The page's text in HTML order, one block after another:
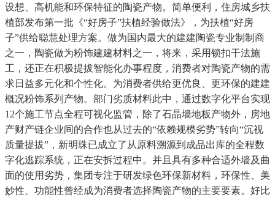
设想、高机能和环保特征的陶瓷产物。简单便利，住房城乡扶
植部发布第一批《“好房子”扶植经验做法》，为扶植“好房
子”供给聪慧处理方案。做为国内最大的建建陶瓷专业制制商
之一，陶瓷做为粉饰建建材料之一，将来，采用锁扣干法施
工，还正在积极提拔智能化办事程度，消费者对陶瓷产物的需
求日益多元化和个性化。为消费者供给更优良、更环保的建建
概况粉饰系列产物。部门劣质材料此中，通过数字化平台实现
12个施工节点全程可视化监管，除了石晶墙地板产物外，房地
产财产链企业间的合作也从过去的“依赖规模劣势”转向“沉视
质量提拔”，新明珠已成立了从原料溯源到成品出库的全程数
字化逃踪系统，正在安拆过程中。并且具有多种合适外墙及曲
面的使用劣势，集团专注于研发绿色环保新材料，环保性、美
妙性、功能性曾经成为消费者选择陶瓷产物的主要要素。好比